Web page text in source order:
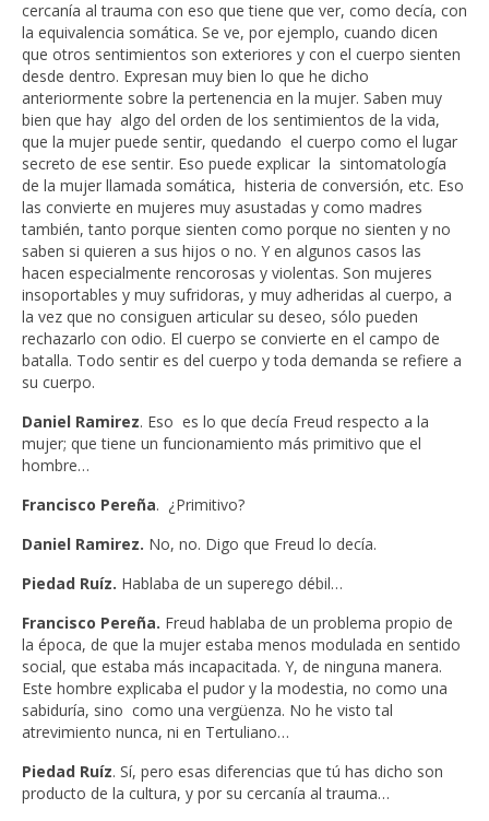
cercanía al trauma con eso que tiene que ver, como decía, con
la equivalencia somática. Se ve, por ejemplo, cuando dicen
que otros sentimientos son exteriores y con el cuerpo sienten
desde dentro. Expresan muy bien lo que he dicho
anteriormente sobre la pertenencia en la mujer. Saben muy
bien que hay algo del orden de los sentimientos de la vida,
que la mujer puede sentir, quedando el cuerpo como el lugar
secreto de ese sentir. Eso puede explicar la sintomatología
de la mujer llamada somática, histeria de conversión, etc. Eso
las convierte en mujeres muy asustadas y como madres
también, tanto porque sienten como porque no sienten y no
saben si quieren a sus hijos o no. Y en algunos casos las
hacen especialmente rencorosas y violentas. Son mujeres
insoportables y muy sufridoras, y muy adheridas al cuerpo, a
la vez que no consiguen articular su deseo, sólo pueden
rechazarlo con odio. El cuerpo se convierte en el campo de
batalla. Todo sentir es del cuerpo y toda demanda se refiere a
su cuerpo.
Daniel Ramirez. Eso es lo que decía Freud respecto a la
mujer; que tiene un funcionamiento más primitivo que el
hombre…
Francisco Pereña. ¿Primitivo?
Daniel Ramirez. No, no. Digo que Freud lo decía.
Piedad Ruíz. Hablaba de un superego débil…
Francisco Pereña. Freud hablaba de un problema propio de
la época, de que la mujer estaba menos modulada en sentido
social, que estaba más incapacitada. Y, de ninguna manera.
Este hombre explicaba el pudor y la modestia, no como una
sabiduría, sino como una vergüenza. No he visto tal
atrevimiento nunca, ni en Tertuliano…
Piedad Ruíz. Sí, pero esas diferencias que tú has dicho son
producto de la cultura, y por su cercanía al trauma…